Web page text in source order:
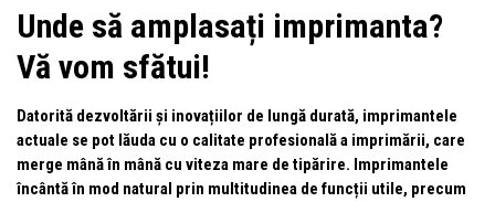
Unde să amplasați imprimanta?
Vă vom sfătui!
Datorită dezvoltării și inovațiilor de lungă durată, imprimantele
actuale se pot lăuda cu o calitate profesională a imprimării, care
merge mână în mână cu viteza mare de tipărire. Imprimantele
încântă în mod natural prin multitudinea de funcții utile, precum